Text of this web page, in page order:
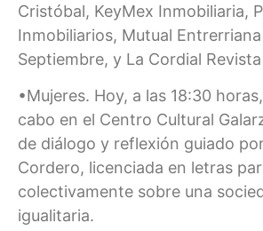
Cristóbal, KeyMex Inmobiliaria,
Inmobiliarios, Mutual
Septiembre, y La Cordial
•Mujeres. Hoy, a las 18:30
cabo en el Centro Cultural
de diálogo y reflexión guiado
Cordero, licenciada en letras
colectivamente sobre una
igualitaria.